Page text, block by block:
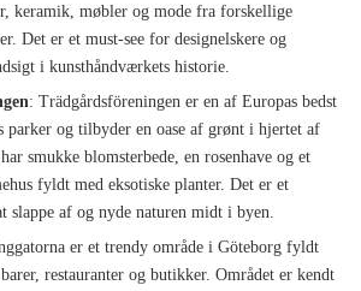
keramik, møbler og mode fra forskellige
Det er et must-see for designelskere og
i kunsthåndværkets historie.
: Trädgårdsföreningen er en af Europas bedst
parker og tilbyder en oase af grønt i hjertet af
smukke blomsterbede, en rosenhave og et
fyldt med eksotiske planter. Det er et
slappe af og nyde naturen midt i byen.
er et trendy område i Göteborg fyldt
restauranter og butikker. Området er kendt